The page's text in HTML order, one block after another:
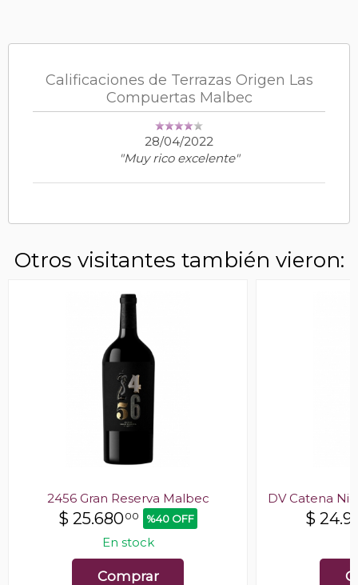
Calificaciones de Terrazas Origen Las
Compuertas Malbec
28/04/2022
"Muy rico excelente"
Otros visitantes también vieron:
2456 Gran Reserva Malbec
$ 25.68000 %40 OFF
En stock
Comprar
DV Catena
$